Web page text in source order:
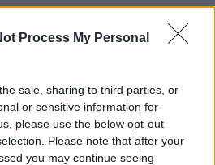
Process My Personal
sale, sharing to third parties, or
or sensitive information for
please use the below opt-out
Please note that after your
you may continue seeing
di Google rappresenta una
dell’intelligenza
da superare, l’idea di
per alimentare i data
segnare l’inizio di una
tecnologica.